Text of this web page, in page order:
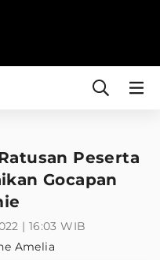
Peserta
Gocapan
| 16:03 WIB
Amelia